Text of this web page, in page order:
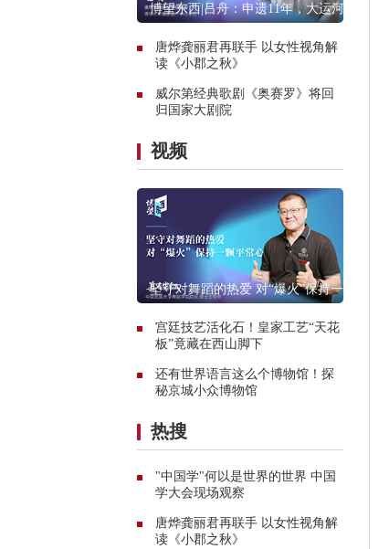
博望东西|吕舟：申遗11年，大运河
唐烨龚丽君再联手 以女性视角解
读《小郡之秋》
威尔第经典歌剧《奥赛罗》将回
归国家大剧院
视频
坚守对舞蹈的热爱 对“爆火”保持一颗
宫廷技艺活化石！皇家工艺“天花
板”竟藏在西山脚下
还有世界语言这么个博物馆！探
秘京城小众博物馆
热搜
"中国学"何以是世界的世界 中国
学大会现场观察
唐烨龚丽君再联手 以女性视角解
读《小郡之秋》